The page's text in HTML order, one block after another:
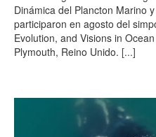
Dinámica del Plancton Marino
participaron en agosto del
Evolution, and Visions in
Plymouth, Reino Unido. [...]